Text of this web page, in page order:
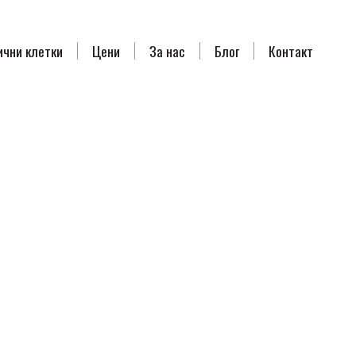
клетки Цени За нас Блог Контакт